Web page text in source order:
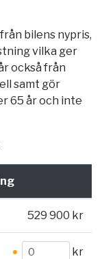
bilens nypris,
vilka ger
också från
samt gör
65 år och inte
529 900 kr
kr